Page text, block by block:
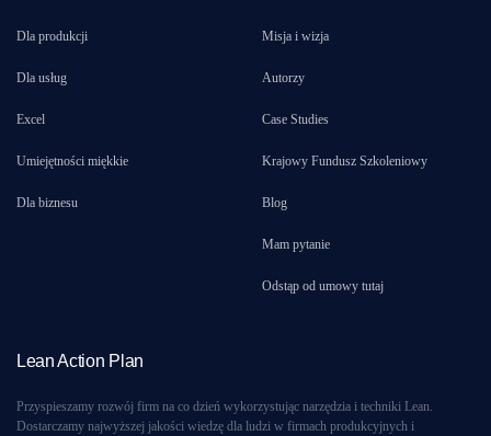
Dla produkcji
Dla usług
Excel
Umiejętności miękkie
Dla biznesu
Misja i wizja
Autorzy
Case Studies
Krajowy Fundusz Szkoleniowy
Blog
Mam pytanie
Odstąp od umowy tutaj
Lean Action Plan
Przyspieszamy rozwój firm na co dzień wykorzystując narzędzia i techniki Lean.
Dostarczamy najwyższej jakości wiedzę dla ludzi w firmach produkcyjnych i